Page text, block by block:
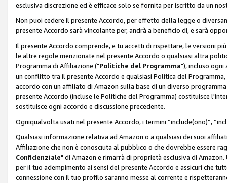
esclusiva discrezione ed è efficace solo se fornita per iscritto da un
Non puoi cedere il presente Accordo, per effetto della legge o
presente Accordo sarà vincolante per, andrà a beneficio di, e sarà
Il presente Accordo comprende, e tu accetti di rispettare, le versioni
le altre regole menzionate nel presente Accordo o qualsiasi altra
Programma di Affiliazione ("Politiche del Programma"), incluso
un conflitto tra il presente Accordo e qualsiasi Politica del
accordo con un affiliato di Amazon sulla base di un diverso
presente Accordo (incluse le Politiche del Programma) costituisce
sostituisce ogni accordo e discussione precedente.
Ogniqualvolta usati nel presente Accordo, i termini “include(ono)”,
Qualsiasi informazione relativa ad Amazon o a qualsiasi dei suoi
Affiliazione che non è conosciuta al pubblico o che dovrebbe essere
Confidenziale" di Amazon e rimarrà di proprietà esclusiva di
per il tuo adempimento ai sensi del presente Accordo e assicuri che
connessione con il tuo profilo saranno messe al corrente e